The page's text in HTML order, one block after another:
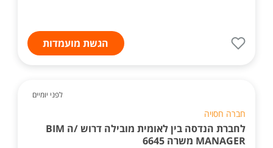
הגשת מועמדות
לפני יומיים
חברה חסויה
לחברת הנדסה בין לאומית מובילה דרוש /ה BIM
MANAGER משרה 6645